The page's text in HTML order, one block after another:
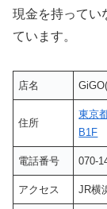
現金を持ってい
ています。
店名
住所
東京
B1F
電話番号 070-
アクセス JR横